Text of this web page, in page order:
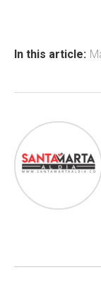
ok p
In this article: